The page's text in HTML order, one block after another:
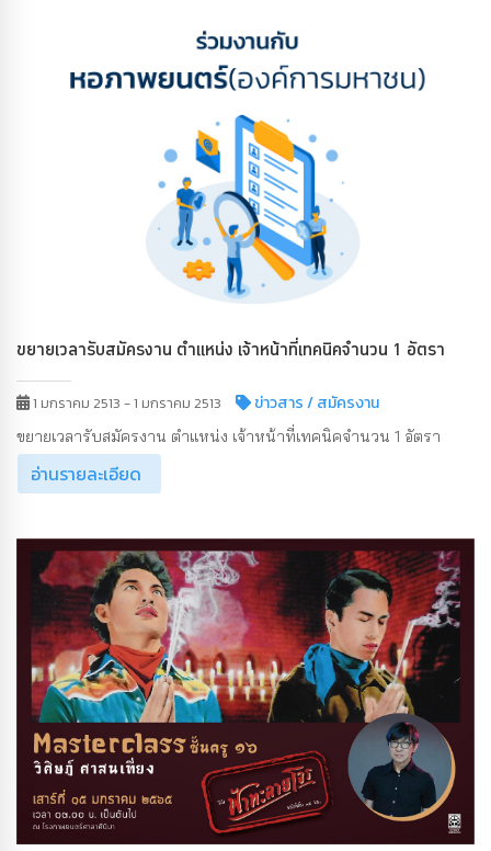
ขยายเวลารับสมัครงาน ตำแหน่ง เจ้าหน้าที่เทคนิคจำนวน 1 อัตรา
1 มกราคม 2513 - 1 มกราคม 2513 ข่าวสาร/ สมัครงาน
ขยายเวลารับสมัครงาน ตำแหน่ง เจ้าหน้าที่เทคนิคจำนวน 1 อัตรา
อ่านรายละเอียด